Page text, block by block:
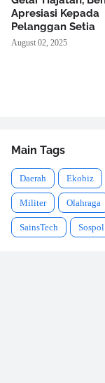
Apresiasi Kepada
Pelanggan Setia
August 02, 2025
Main Tags
Daerah Ekobiz
Militer Olahraga
SainsTech Sospol